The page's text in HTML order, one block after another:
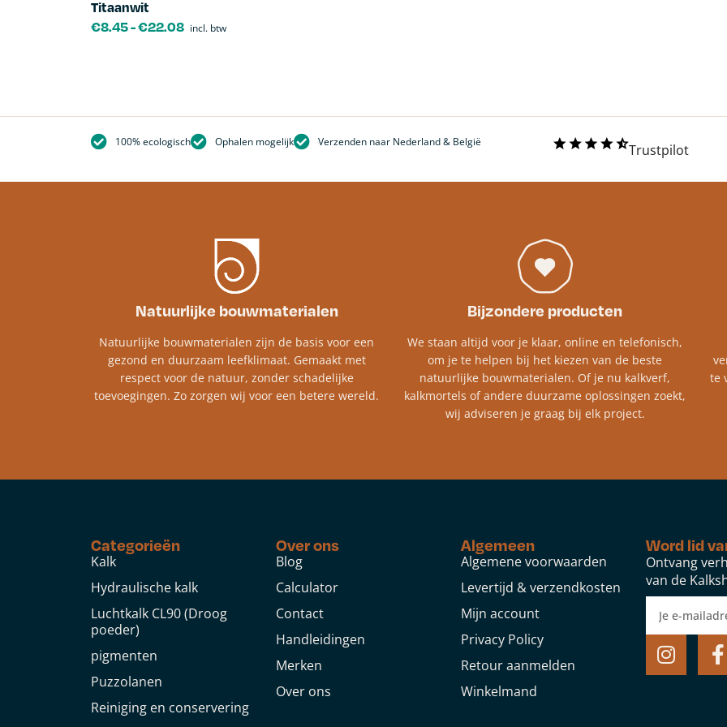
Titaanwit
€8.45-€22.08 incl. btw
100% ecologisch Ophalen mogelijk Verzenden naar Nederland & België Trustpilot
Natuurlijke bouwmaterialen
Natuurlijke bouwmaterialen zijn de basis voor een
gezond en duurzaam leefklimaat. Gemaakt met
respect voor de natuur, zonder schadelijke
toevoegingen. Zo zorgen wij voor een betere wereld.
Bijzondere producten
We staan altijd voor je klaar, online en telefonisch,
om je te helpen bij het kiezen van de beste
natuurlijke bouwmaterialen. Of je nu kalkverf,
kalkmortels of andere duurzame oplossingen zoekt,
wij adviseren je graag bij elk project.​
te
Categorieën
Kalk
Hydraulische kalk
Luchtkalk CL90 (Droog
poeder)
pigmenten
Puzzolanen
Reiniging en conservering
Over ons
Blog
Calculator
Contact
Handleidingen
Merken
Over ons
Algemeen
Algemene voorwaarden
Levertijd & verzendkosten
Mijn account
Privacy Policy
Retour aanmelden
Winkelmand
Word lid
Ontvang
van de